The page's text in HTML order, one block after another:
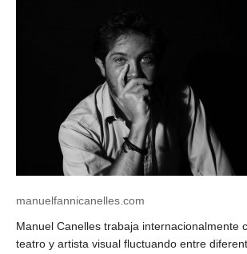
manuelfannicanelles.com
Manuel Canelles trabaja internacionalmente
teatro y artista visual fluctuando entre